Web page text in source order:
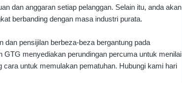
dan anggaran setiap pelanggan. Selain itu, anda akan
berbanding dengan masa industri purata.
dan pensijilan berbeza-beza bergantung pada
GTG menyediakan perundingan percuma untuk menilai
untuk memulakan pematuhan. Hubungi kami hari